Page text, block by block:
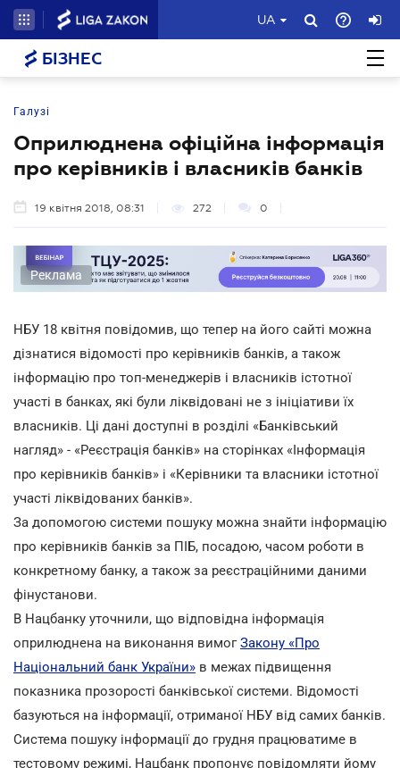
UA
БІЗНЕС
Галузі
Оприлюднена офіційна інформація
про керівників і власників банків
19 квітня 2018, 08:31 272 0
Реклама
НБУ 18 квітня повідомив, що тепер на його сайті можна
дізнатися відомості про керівників банків, а також
інформацію про топ-менеджерів і власників істотної
участі в банках, які були ліквідовані не з ініціативи їх
власників. Ці дані доступні в розділі «Банківський
нагляд» - «Реєстрація банків» на сторінках «Інформація
про керівників банків» і «Керівники та власники істотної
участі ліквідованих банків».
За допомогою системи пошуку можна знайти інформацію
про керівників банків за ПІБ, посадою, часом роботи в
конкретному банку, а також за реєстраційними даними
фінустанови.
В Нацбанку уточнили, що відповідна інформація
оприлюднена на виконання вимогЗакону «Про
Національний банк України» в межах підвищення
показника прозорості банківської системи. Відомості
базуються на інформації, отриманої НБУ від самих банків.
Система пошуку інформації до грудня працюватиме в
тестовому режимі, Нацбанк пропонує повідомляти йому